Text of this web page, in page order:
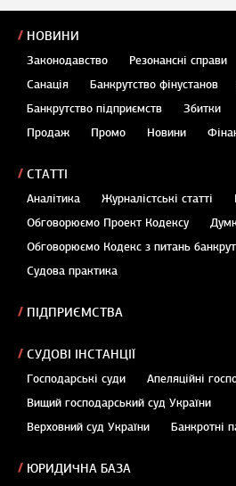
НОВИНИ
Законодавство Резонансні справи
Санація
Банкрутство фінустанов
Банкрутство підприємств
Збитки
Продаж
Промо Новини
СТАТТІ
Аналітика Журналістські статті
Обговорюємо Проект Кодексу
Обговорюємо Кодекс з питань
Судова практика
ПІДПРИЄМСТВА
СУДОВІ ІНСТАНЦІЇ
Господарські суди
Апеляційні
Вищий господарський суд України
Верховний суд України
Банкротні
ЮРИДИЧНА БАЗА